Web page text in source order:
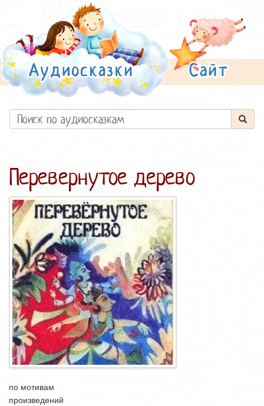
Перевернутое дерево
по мотивам
произведений